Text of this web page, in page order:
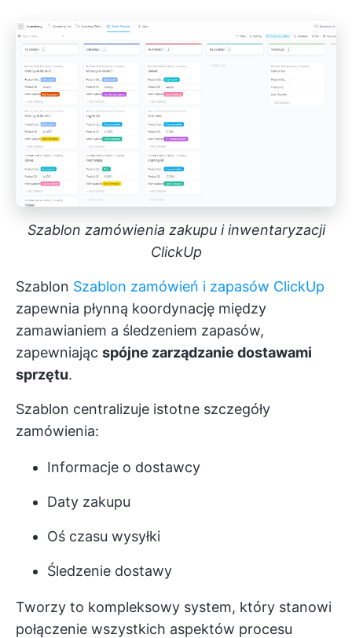
Szablon zamówienia zakupu i inwentaryzacji
ClickUp
Szablon Szablon zamówień i zapasów ClickUp
zapewnia płynną koordynację między
zamawianiem a śledzeniem zapasów,
zapewniając spójne zarządzanie dostawami
sprzętu.
Szablon centralizuje istotne szczegóły
zamówienia:
Informacje o dostawcy
Daty zakupu
Oś czasu wysyłki
Śledzenie dostawy
Tworzy to kompleksowy system, który stanowi
połączenie wszystkich aspektów procesu